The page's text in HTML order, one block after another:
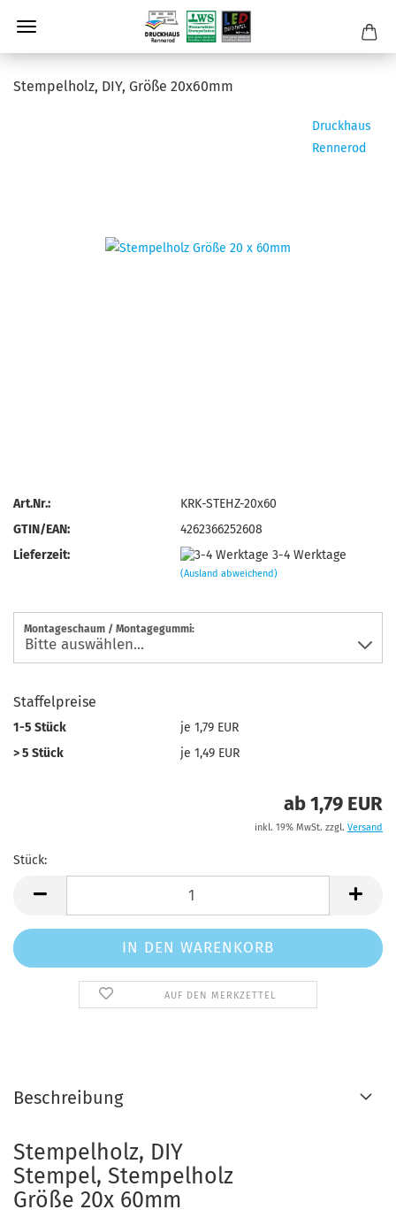
Stem­pel­holz, DIY, Größe 20x60mm
Druckhaus
Rennerod
Art.Nr.:
KRK-STEHZ-20x60
GTIN/EAN:
4262366252608
Lieferzeit:
3-4 Werktage
(Ausland abweichend)
Montageschaum / Montagegummi:
Staffelpreise
1-5 Stück
je 1,79 EUR
> 5 Stück
je 1,49 EUR
ab 1,79 EUR
inkl. 19% MwSt. zzgl. Versand
Stück:
AUF DEN MERKZETTEL
Beschreibung
Stempelholz, DIY
Stempel, Stempelholz
Größe 20x 60mm